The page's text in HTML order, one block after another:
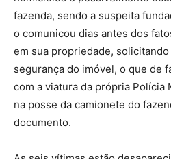
fazenda, sendo a suspeita
o comunicou dias antes dos
em sua propriedade,
segurança do imóvel, o que de
com a viatura da própria Polícia
na posse da camionete do
documento.